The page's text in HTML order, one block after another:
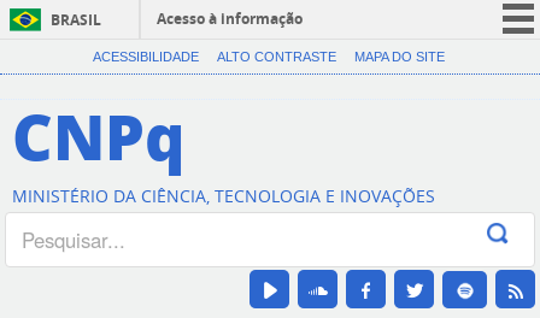
BRASIL
Acesso à informação
CORONAVÍRUS (COVID-19)
Canais
ACESSIBILIDADE ALTO CONTRASTE MAPA DO SITE
CNPq
MINISTÉRIO DA CIÊNCIA, TECNOLOGIA E INOVAÇÕES